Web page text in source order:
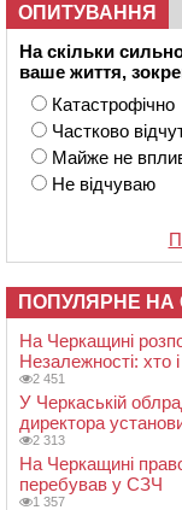
ОПИТУВАННЯ
На скільки
ваше життя,
Катастрофічно
Частково
Майже не
Не відчуваю
ПОПУЛЯРНЕ НА
На Черкащині
Незалежності: хто
2 451
У Черкаській
директора
2 313
На Черкащині
перебував у СЗЧ
1 357